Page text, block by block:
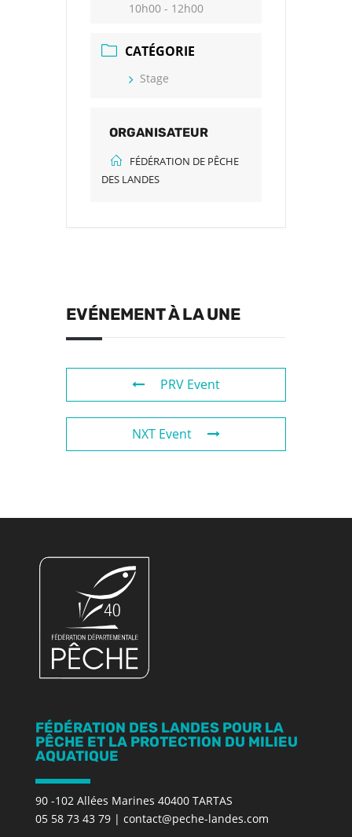
10h00 - 12h00
CATÉGORIE
Stage
ORGANISATEUR
FÉDÉRATION DE PÊCHE
DES LANDES
EVÉNEMENT À LA UNE
PRV Event
NXT Event
FÉDÉRATION DES LANDES POUR LA
PÊCHE ET LA PROTECTION DU MILIEU
AQUATIQUE
90 -102 Allées Marines 40400 TARTAS
05 58 73 43 79| contact@peche-landes.com